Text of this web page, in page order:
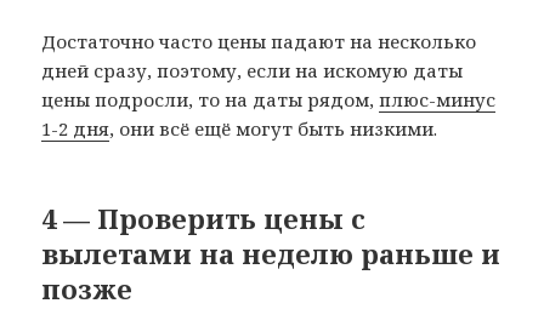
Достаточно часто цены падают на несколько
дней сразу, поэтому, если на искомую даты
цены подросли, то на даты рядом,плюс-минус
1-2 дня, они всё ещё могут быть низкими.
4 — Проверить цены с
вылетами на неделю раньше и
позже